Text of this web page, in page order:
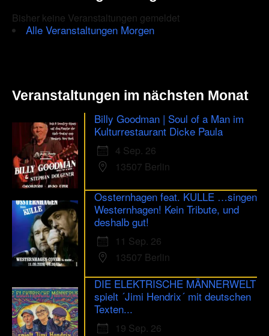
Bisher keine Veranstaltungen gemeldet
Alle Veranstaltungen Morgen
Veranstaltungen im nächsten Monat
Billy Goodman | Soul of a Man im
Kulturrestaurant Dicke Paula
4 Sep. 26
13507 Berlin
Ossternhagen feat. KULLE …singen
Westernhagen! Kein Tribute, und
deshalb gut!
11 Sep. 26
13507 Berlin
DIE ELEKTRISCHE MÄNNERWELT
spielt ´Jimi Hendrix´ mit deutschen
Texten...
19 Sep. 26